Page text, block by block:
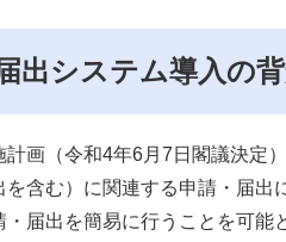
出システム導入の
画（令和4年6月7日閣議決定
を含む）に関連する申請・届出
・届出を簡易に行うことを可